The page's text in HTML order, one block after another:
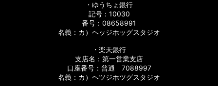
・ゆうちょ銀行
記号：10030
番号：08658991
名義：カ）ヘッジホッグスタジオ
・楽天銀行
支店名：第一営業支店
口座番号：普通 7088997
名義：カ）ヘツジホツグスタジオ